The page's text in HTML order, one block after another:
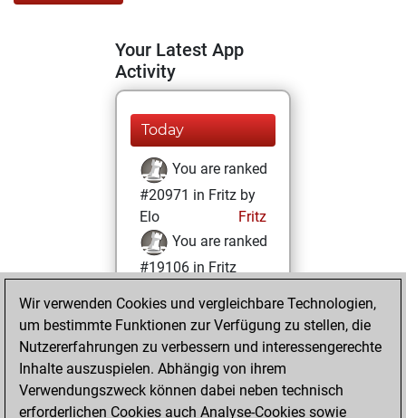
Your Latest App
Activity
Today
You are ranked
#20971 in Fritz by
Elo
Fritz
You are ranked
#19106 in Fritz
Sonntag,
Dezember 8, 2024
You achieved a
BeautyScore of 4
Wir verwenden Cookies und vergleichbare Technologien,
um bestimmte Funktionen zur Verfügung zu stellen, die
Nutzererfahrungen zu verbessern und interessengerechte
Inhalte auszuspielen. Abhängig von ihrem
Verwendungszweck können dabei neben technisch
erforderlichen Cookies auch Analyse-Cookies sowie